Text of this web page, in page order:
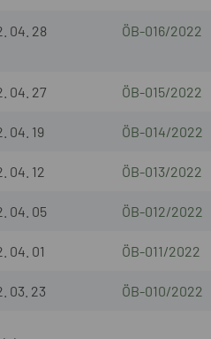
04. 28 ÖB-016/2022
04. 27 ÖB-015/2022
04. 19 ÖB-014/2022
04. 12 ÖB-013/2022
04. 05 ÖB-012/2022
04. 01 ÖB-011/2022
03. 23 ÖB-010/2022